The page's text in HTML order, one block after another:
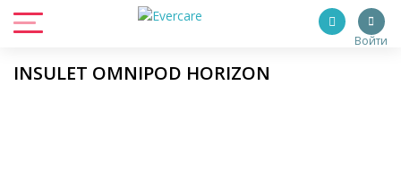
Войти
INSULET OMNIPOD HORIZON